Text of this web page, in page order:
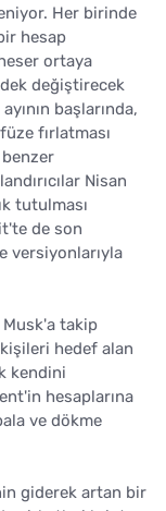
Her birinde
hesap
ortaya
değiştirecek
başlarında,
fırlatması
Nisan
tutulması
de son
versiyonlarıyla
Musk'a takip
hedef alan
kendini
hesaplarına
ve dökme
giderek artan bir